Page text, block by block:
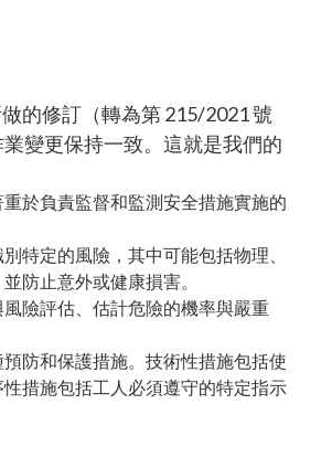
的修訂（轉為第 215/2021 號
變更保持一致。這就是我們的
於負責監督和監測安全措施實施的
特定的風險，其中可能包括物理、
防止意外或健康損害。
險評估、估計危險的機率與嚴重
防和保護措施。技術性措施包括使
措施包括工人必須遵守的特定指示